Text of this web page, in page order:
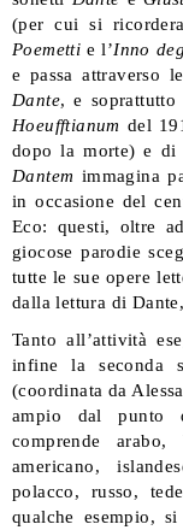
(per cui si
Poemettie l’Inno
e passa attraverso
Dante, e soprattutto
Hoeufftianum del
dopo la morte) e di
Dantem immagina
in occasione del
Eco: questi, oltre
giocose parodie
tutte le sue opere
dalla lettura di
Tanto all’attività
infine la seconda
(coordinata da
ampio dal punto
comprende
americano,
polacco, russo,
qualche esempio,